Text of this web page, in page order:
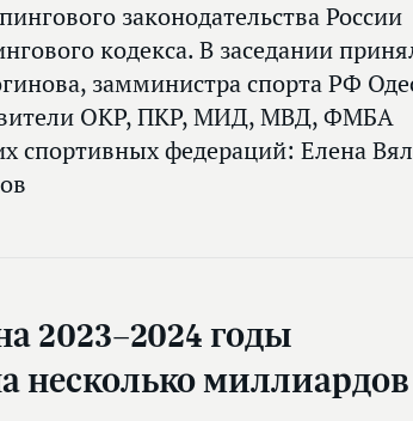
законодательства России
кодекса. В заседании
замминистра спорта РФ
ОКР, ПКР, МИД, МВД, ФМБА
спортивных федераций: Елена
2023–2024 годы
несколько миллиардов